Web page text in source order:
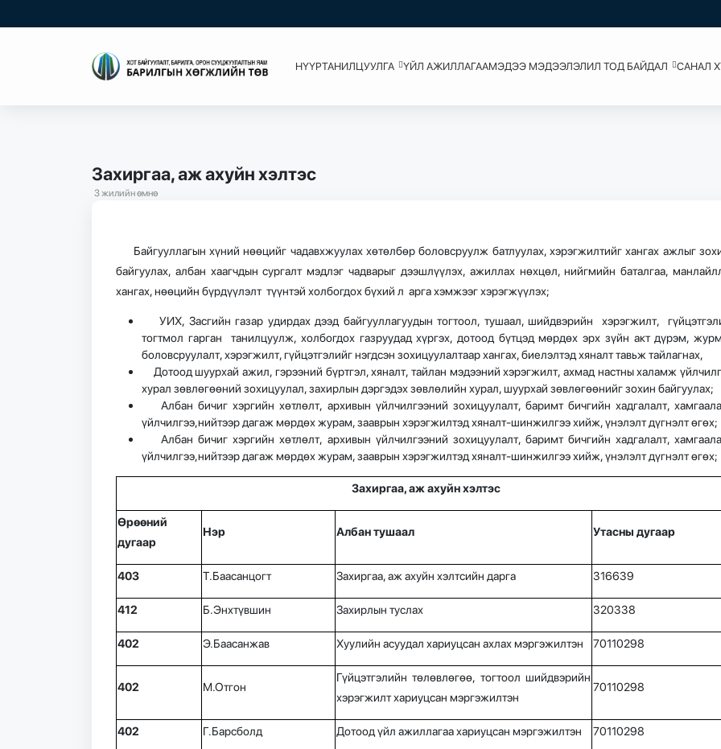
НҮҮРТАНИЛЦУУЛГА ҮЙЛ АЖИЛЛАГААМЭДЭЭ МЭДЭЭЛЭЛИЛ ТОД БАЙДАЛ САНАЛ
Захиргаа, аж ахуйн хэлтэс
3 жилийн өмнө
Байгууллагын хүний нөөцийг чадавхжуулах хөтөлбөр боловсруулж батлуулах, хэрэгжилтийг хангах ажлыг
байгуулах, албан хаагчдын сургалт мэдлэг чадварыг дээшлүүлэх, ажиллах нөхцөл, нийгмийн баталгаа,
хангах, нөөцийн бүрдүүлэлт түүнтэй холбогдох бүхий л арга хэмжээг хэрэгжүүлэх;
УИХ, Засгийн газар удирдах дээд байгууллагуудын тогтоол, тушаал, шийдвэрийн хэрэгжилт,
тогтмол гарган танилцуулж, холбогдох газруудад хүргэх, дотоод бүтцэд мөрдөх эрх зүйн акт дүрэм,
боловсруулалт, хэрэгжилт, гүйцэтгэлийг нэгдсэн зохицуулалтаар хангах, биелэлтэд хяналт тавьж тайлагнах,
Дотоод шуурхай ажил, гэрээний бүртгэл, хяналт, тайлан мэдээний хэрэгжилт, ахмад настны халамж
хурал зөвлөгөөний зохицуулал, захирлын дэргэдэх зөвлөлийн хурал, шуурхай зөвлөгөөнийг зохин байгуулах;
Албан бичиг хэргийн хөтлөлт, архивын үйлчилгээний зохицуулалт, баримт бичгийн хадгалалт,
үйлчилгээ,нийтээр дагаж мөрдөх журам, зааврын хэрэгжилтэд хяналт-шинжилгээ хийж, үнэлэлт дүгнэлт өгөх;
Албан бичиг хэргийн хөтлөлт, архивын үйлчилгээний зохицуулалт, баримт бичгийн хадгалалт,
үйлчилгээ,нийтээр дагаж мөрдөх журам, зааврын хэрэгжилтэд хяналт-шинжилгээ хийж, үнэлэлт дүгнэлт өгөх;
Захиргаа, аж ахуйн хэлтэс
Өрөөний
дугаар
Нэр Албан тушаал Утасны дугаар
403 Т.Баасанцогт Захиргаа, аж ахуйн хэлтсийн дарга 316639
412 Б.Энхтүвшин Захирлын туслах 320338
402 Э.Баасанжав Хуулийн асуудал хариуцсан ахлах мэргэжилтэн 70110298
402 М.Отгон
Гүйцэтгэлийн төлөвлөгөө, тогтоол шийдвэрийн
хэрэгжилт хариуцсан мэргэжилтэн
70110298
402 Г.Барсболд Дотоод үйл ажиллагаа хариуцсан мэргэжилтэн 70110298